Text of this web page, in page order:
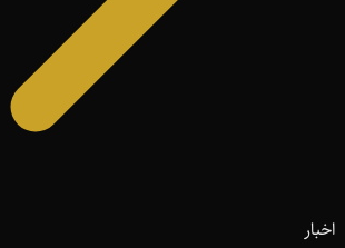
اخبار